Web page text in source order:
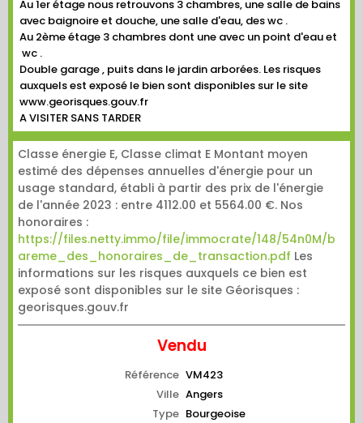
Au 1er étage nous retrouvons 3 chambres, une salle de bains
avec baignoire et douche, une salle d'eau, des wc .
Au 2ème étage 3 chambres dont une avec un point d'eau et
wc .
Double garage , puits dans le jardin arborées. Les risques
auxquels est exposé le bien sont disponibles sur le site
www.georisques.gouv.fr
A VISITER SANS TARDER
Classe énergie E, Classe climat E Montant moyen
estimé des dépenses annuelles d'énergie pour un
usage standard, établi à partir des prix de l'énergie
de l'année 2023 : entre 4112.00 et 5564.00 €. Nos
honoraires :
https://files.netty.immo/file/immocrate/148/54n0M/b
areme_des_honoraires_de_transaction.pdf Les
informations sur les risques auxquels ce bien est
exposé sont disponibles sur le site Géorisques :
georisques.gouv.fr
Vendu
Référence VM423
Ville Angers
Type Bourgeoise